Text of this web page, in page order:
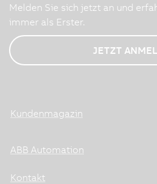
Melden Sie sich jetzt an und
immer als Erster.
JETZT
Kundenmagazin
ABB Automation
Kontakt